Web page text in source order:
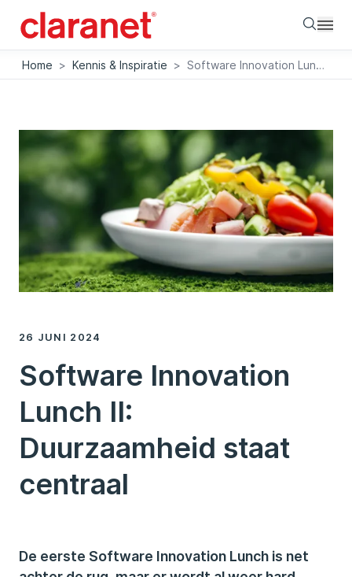
Home > Kennis & Inspiratie > Software Innovation Lunch II: Duurzaamheid staat centraal
26 JUNI 2024
Software Innovation
Lunch II:
Duurzaamheid staat
centraal
De eerste Software Innovation Lunch is net